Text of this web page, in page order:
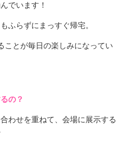
でいます！
ふらずにまっすぐ帰宅。
ことが毎日の楽しみになってい
の？
わせを重ねて、会場に展示する